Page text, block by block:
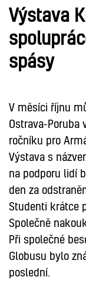
Výstava
spásy
V měsíci říjnu
Ostrava-
ročníku pro
Výstava s
na podporu lidí
den za
Studenti krátce
Společně
Při společné
Globusu bylo
poslední.